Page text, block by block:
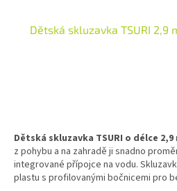
Dětská skluzavka TSURI 2,9
Dětská skluzavka TSURI o délce
z pohybu a na zahradě ji snadno
integrované přípojce na vodu.
plastu s profilovanými bočnicemi pro